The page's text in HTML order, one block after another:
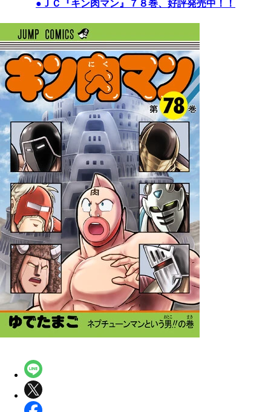
●ＪＣ『キン肉マン』７８巻、好評発売中！！